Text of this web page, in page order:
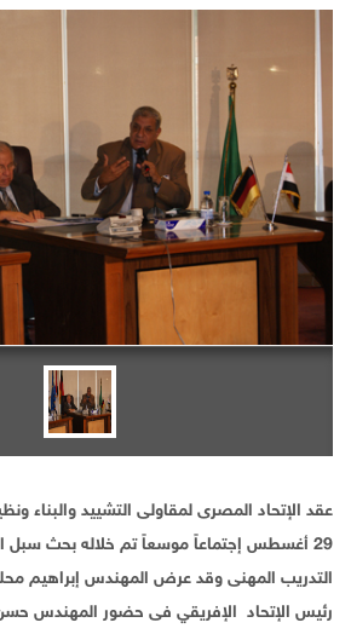
عقد الإتحاد المصرى لمقاولى التشييد والبناء
29 أغسطس إجتماعاً موسعاً تم خلاله بحث سبل
التدريب المهنى وقد عرض المهندس إبراهيم
رئيس الإتحاد الإفريقي فى حضور المهندس حسن